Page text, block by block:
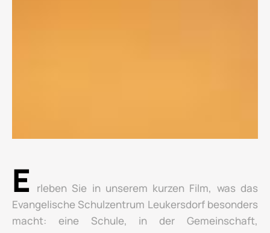
E
rleben Sie in unserem kurzen Film, was das
Evangelische Schulzentrum Leukersdorf besonders
macht: eine Schule, in der Gemeinschaft,